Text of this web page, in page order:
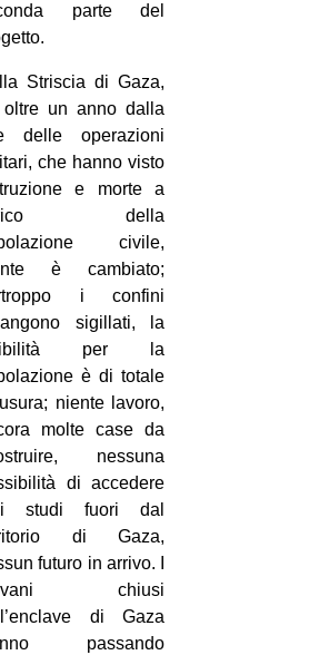
parte del
Striscia di Gaza,
un anno dalla
delle operazioni
che hanno visto
e morte a
della
civile,
è cambiato;
i confini
sigillati, la
per la
è di totale
niente lavoro,
molte case da
nessuna
di accedere
studi fuori dal
di Gaza,
futuro in arrivo. I
chiusi
di Gaza
passando